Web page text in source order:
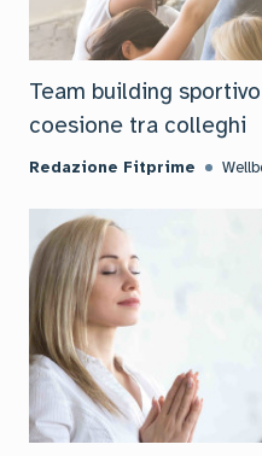
Team building
coesione tra colleghi
Redazione Fitprime